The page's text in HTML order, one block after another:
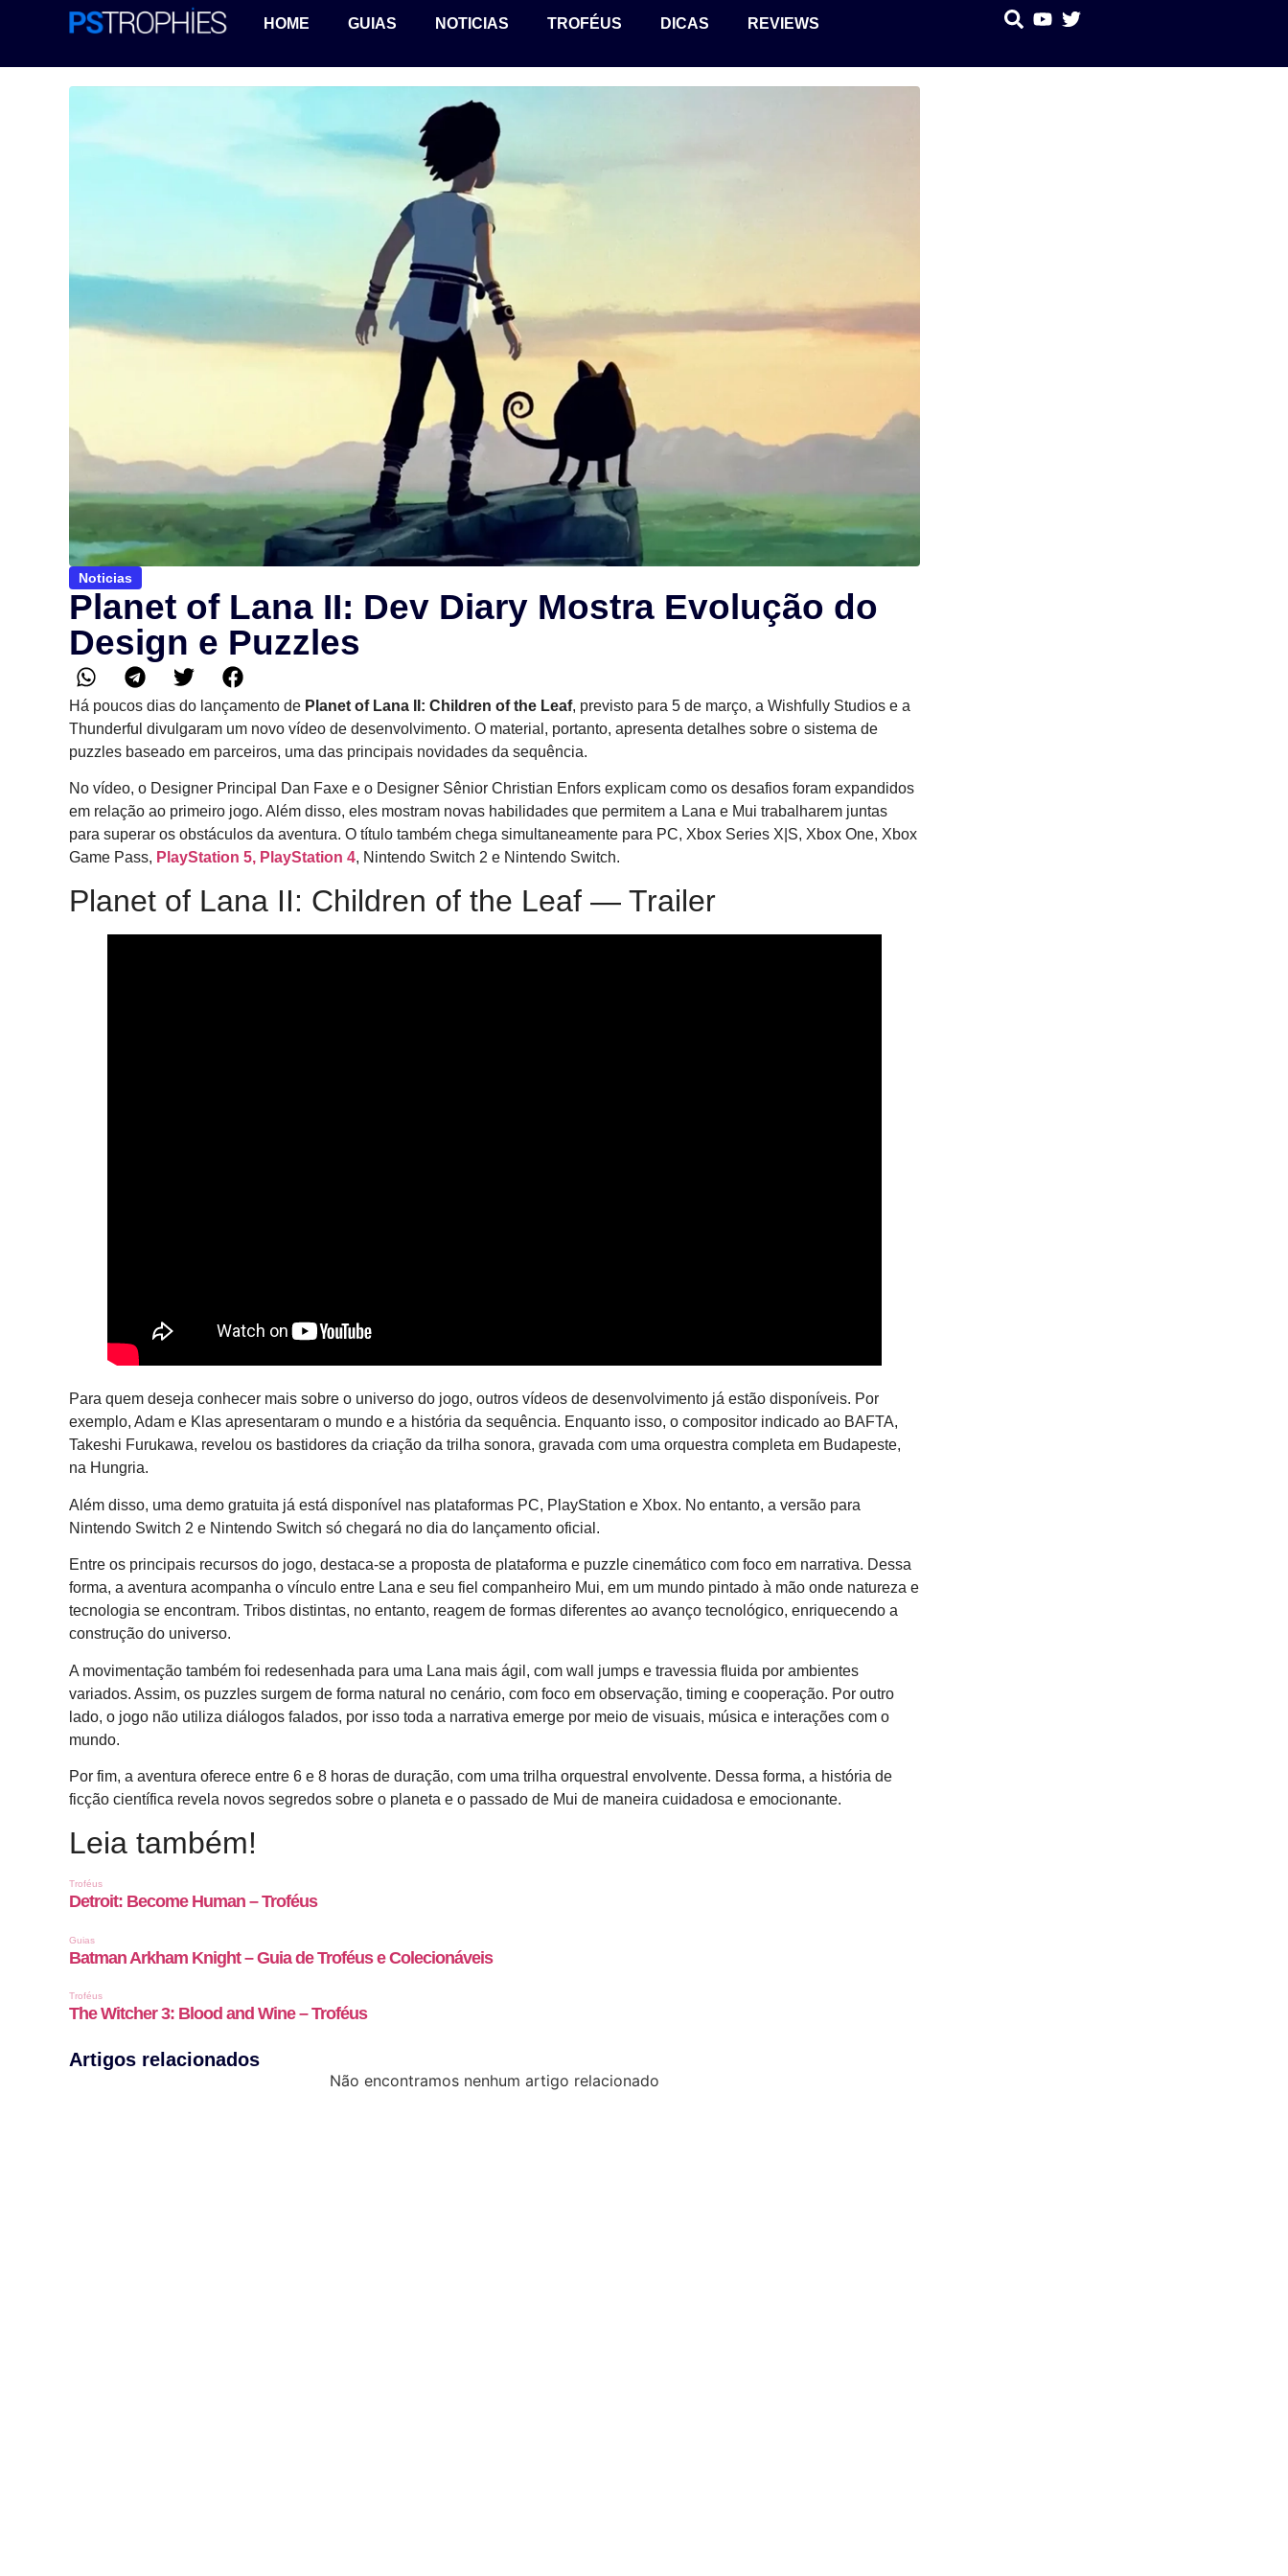
HOME GUIAS NOTICIAS TROFÉUS DICAS REVIEWS
Noticias
Planet of Lana II: Dev Diary Mostra Evolução do
Design e Puzzles
Há poucos dias do lançamento de Planet of Lana II: Children of the Leaf, previsto para 5 de março, a Wishfully Studios e a
Thunderful divulgaram um novo vídeo de desenvolvimento. O material, portanto, apresenta detalhes sobre o sistema de
puzzles baseado em parceiros, uma das principais novidades da sequência.
No vídeo, o Designer Principal Dan Faxe e o Designer Sênior Christian Enfors explicam como os desafios foram expandidos
em relação ao primeiro jogo. Além disso, eles mostram novas habilidades que permitem a Lana e Mui trabalharem juntas
para superar os obstáculos da aventura. O título também chega simultaneamente para PC, Xbox Series X|S, Xbox One, Xbox
Game Pass, PlayStation 5, PlayStation 4, Nintendo Switch 2 e Nintendo Switch.
Planet of Lana II: Children of the Leaf — Trailer
Para quem deseja conhecer mais sobre o universo do jogo, outros vídeos de desenvolvimento já estão disponíveis. Por
exemplo, Adam e Klas apresentaram o mundo e a história da sequência. Enquanto isso, o compositor indicado ao BAFTA,
Takeshi Furukawa, revelou os bastidores da criação da trilha sonora, gravada com uma orquestra completa em Budapeste,
na Hungria.
Além disso, uma demo gratuita já está disponível nas plataformas PC, PlayStation e Xbox. No entanto, a versão para
Nintendo Switch 2 e Nintendo Switch só chegará no dia do lançamento oficial.
Entre os principais recursos do jogo, destaca-se a proposta de plataforma e puzzle cinemático com foco em narrativa. Dessa
forma, a aventura acompanha o vínculo entre Lana e seu fiel companheiro Mui, em um mundo pintado à mão onde natureza e
tecnologia se encontram. Tribos distintas, no entanto, reagem de formas diferentes ao avanço tecnológico, enriquecendo a
construção do universo.
A movimentação também foi redesenhada para uma Lana mais ágil, com wall jumps e travessia fluida por ambientes
variados. Assim, os puzzles surgem de forma natural no cenário, com foco em observação, timing e cooperação. Por outro
lado, o jogo não utiliza diálogos falados, por isso toda a narrativa emerge por meio de visuais, música e interações com o
mundo.
Por fim, a aventura oferece entre 6 e 8 horas de duração, com uma trilha orquestral envolvente. Dessa forma, a história de
ficção científica revela novos segredos sobre o planeta e o passado de Mui de maneira cuidadosa e emocionante.
Leia também!
Artigos relacionados
Não encontramos nenhum artigo relacionado